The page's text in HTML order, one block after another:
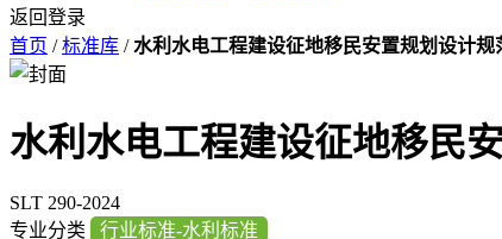
返回登录
首页 / 标准库 / 水利水电工程建设征地移民安置规划设计规
水利水电工程建设征地移民
SLT 290-2024
专业分类
行业标准-水利标准